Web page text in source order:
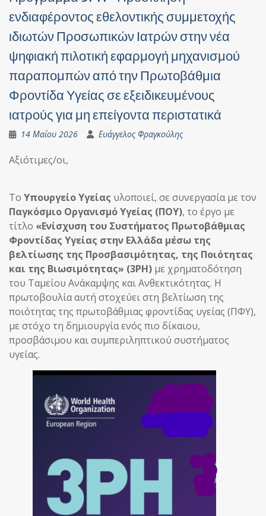
ενδιαφέροντος εθελοντικής συμμετοχής
ιδιωτών Προσωπικών Ιατρών στην νέα
ψηφιακή πιλοτική εφαρμογή μηχανισμού
παραπομπών από την Πρωτοβάθμια
Φροντίδα Υγείας σε εξειδικευμένους
ιατρούς για μη επείγοντα περιστατικά
14 Μαΐου 2026 Ευάγγελος Φραγκούλης
Αξιότιμες/οι,
Το Υπουργείο Υγείας υλοποιεί, σε συνεργασία με τον
Παγκόσμιο Οργανισμό Υγείας (ΠΟΥ), το έργο με
τίτλο «Ενίσχυση του Συστήματος Πρωτοβάθμιας
Φροντίδας Υγείας στην Ελλάδα μέσω της
βελτίωσης της Προσβασιμότητας, της Ποιότητας
και της Βιωσιμότητας» (3PH) με χρηματοδότηση
του Ταμείου Ανάκαμψης και Ανθεκτικότητας. Η
πρωτοβουλία αυτή στοχεύει στη βελτίωση της
ποιότητας της πρωτοβάθμιας φροντίδας υγείας (ΠΦΥ),
με στόχο τη δημιουργία ενός πιο δίκαιου,
προσβάσιμου και συμπεριληπτικού συστήματος
υγείας.